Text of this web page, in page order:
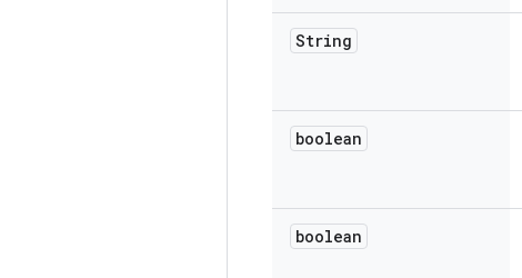
String
boolean
boolean